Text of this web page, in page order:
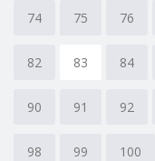
74 75 76
82 83 84
90 91 92
98 99 100